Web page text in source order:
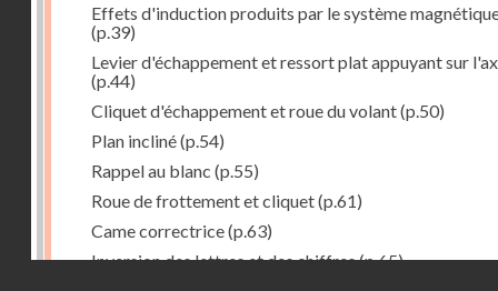
Effets d'induction produits par le système
(p.39)
Levier d'échappement et ressort plat appuyant sur
(p.44)
Cliquet d'échappement et roue du volant(p.50)
Plan incliné(p.54)
Rappel au blanc (p.55)
Roue de frottement et cliquet(p.61)
Came correctrice(p.63)
Inversion des lettres et des chiffres(p.65)